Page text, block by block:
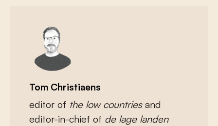
Tom Christiaens
editor of the low countries and
editor-in-chief of de lage landen